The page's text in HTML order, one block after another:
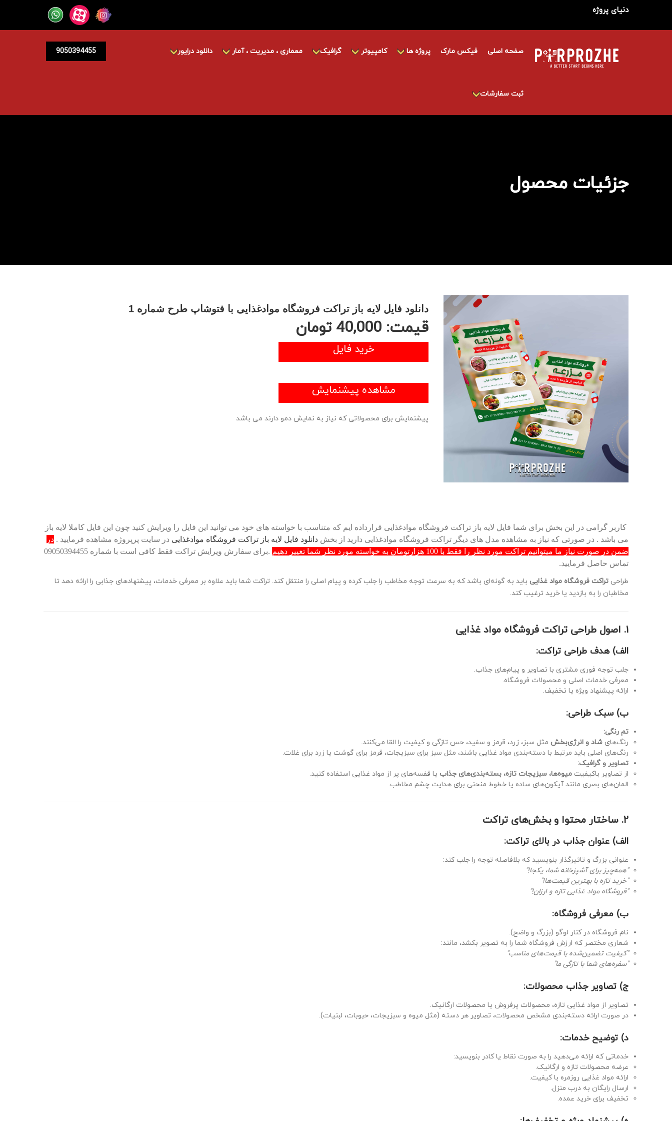
دنیای پروژه
9050394455 صفحه اصلی فیکس مارک پروژه ها کامپیوتر گرافیک معماری ، مدیریت ، آمار دانلود درایور
ثبت سفارشات
جزئیات محصول
دانلود فایل لایه باز تراکت فروشگاه موادغذایی با فتوشاپ طرح شماره 1
قیمت: 40,000 تومان
خرید فایل
مشاهده پیشنمایش
پیشنمایش برای محصولاتی که نیاز به نمایش دمو دارند می باشد
کاربر گرامی در این بخش برای شما فایل لایه باز تراکت فروشگاه موادغذایی قرارداده ایم که متناسب با خواسته های خود می توانید این فایل را ویرایش کنید چون این فایل کاملا لایه باز
می باشد . در صورتی که نیاز به مشاهده مدل های دیگر تراکت فروشگاه موادغذایی دارید از بخش دانلود فایل لایه باز تراکت فروشگاه موادغذایی در سایت پرپروژه مشاهده فرمایید . در
ضمن در صورت نیاز ما میتوانیم تراکت مورد نظر را فقط با 100 هزارتومان به خواسته مورد نظر شما تغییر دهیم
.برای سفارش ویرایش تراکت فقط کافی است با شماره 09050394455
تماس حاصل فرمایید.
طراحی تراکت فروشگاه مواد غذایی باید به گونه‌ای باشد که به سرعت توجه مخاطب را جلب کرده و پیام اصلی را منتقل کند. تراکت شما باید علاوه بر معرفی خدمات، پیشنهادهای جذابی را ارائه دهد تا
مخاطبان را به بازدید یا خرید ترغیب کند.
۱. اصول طراحی تراکت فروشگاه مواد غذایی
الف) هدف طراحی تراکت:
جلب توجه فوری مشتری با تصاویر و پیام‌های جذاب.
معرفی خدمات اصلی و محصولات فروشگاه.
ارائه پیشنهاد ویژه یا تخفیف.
ب) سبک طراحی:
تم رنگی:
رنگ‌های شاد و انرژی‌بخش مثل سبز، زرد، قرمز و سفید، حس تازگی و کیفیت را القا می‌کنند.
رنگ‌های اصلی باید مرتبط با دسته‌بندی مواد غذایی باشند، مثل سبز برای سبزیجات، قرمز برای گوشت یا زرد برای غلات.
تصاویر و گرافیک:
از تصاویر باکیفیت میوه‌ها، سبزیجات تازه، بسته‌بندی‌های جذاب یا قفسه‌های پر از مواد غذایی استفاده کنید.
المان‌های بصری مانند آیکون‌های ساده یا خطوط منحنی برای هدایت چشم مخاطب.
۲. ساختار محتوا و بخش‌های تراکت
الف) عنوان جذاب در بالای تراکت:
عنوانی بزرگ و تاثیرگذار بنویسید که بلافاصله توجه را جلب کند:
"همه‌چیز برای آشپزخانه شما، یکجا!"
"خرید تازه با بهترین قیمت‌ها!"
"فروشگاه مواد غذایی تازه و ارزان!"
ب) معرفی فروشگاه:
نام فروشگاه در کنار لوگو (بزرگ و واضح).
شعاری مختصر که ارزش فروشگاه شما را به تصویر بکشد، مانند:
"کیفیت تضمین‌شده با قیمت‌های مناسب"
"سفره‌های شما با تازگی ما"
ج) تصاویر جذاب محصولات:
تصاویر از مواد غذایی تازه، محصولات پرفروش یا محصولات ارگانیک.
در صورت ارائه دسته‌بندی مشخص محصولات، تصاویر هر دسته (مثل میوه و سبزیجات، حبوبات، لبنیات).
د) توضیح خدمات:
خدماتی که ارائه می‌دهید را به صورت نقاط یا کادر بنویسید:
عرضه محصولات تازه و ارگانیک.
ارائه مواد غذایی روزمره با کیفیت.
ارسال رایگان به درب منزل.
تخفیف برای خرید عمده.